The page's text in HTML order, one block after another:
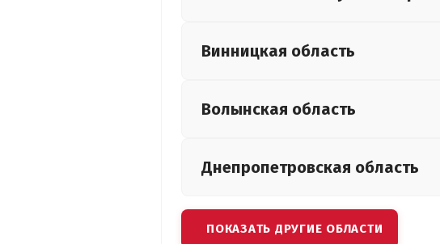
Винницкая область
Волынская область
Днепропетровская область
ПОКАЗАТЬ ДРУГИЕ ОБЛАСТИ